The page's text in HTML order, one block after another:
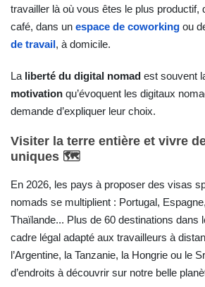
travailler là où vous êtes le plus productif,
café, dans un espace de coworking ou
de travail, à domicile.
La liberté du digital nomad est souvent
motivation qu’évoquent les digitaux
demande d’expliquer leur choix.
Visiter la terre entière et vivre
uniques 🗺️
En 2026, les pays à proposer des visas
nomads se multiplient : Portugal,
Thaïlande... Plus de 60 destinations dans
cadre légal adapté aux travailleurs à
l’Argentine, la Tanzanie, la Hongrie ou le
d’endroits à découvrir sur notre belle